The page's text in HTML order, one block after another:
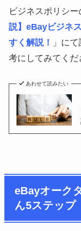
ビジネスポリシ
説】eBayビジネ
すく解説！
」に
考にしてみてくだ
あわせて読みたい
eBayオーク
ん5ステップ